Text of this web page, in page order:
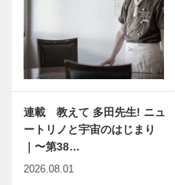
連載 教えて 多田先生! ニュ
ートリノと宇宙のはじまり
｜〜第38…
2026.08.01